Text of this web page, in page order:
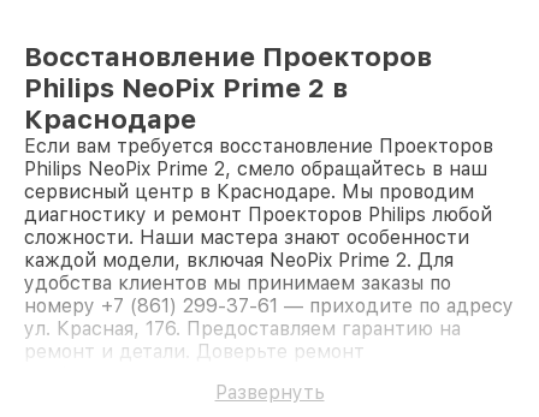
Восстановление Проекторов
Philips NeoPix Prime 2 в
Краснодаре
Если вам требуется восстановление Проекторов
Philips NeoPix Prime 2, смело обращайтесь в наш
сервисный центр в Краснодаре. Мы проводим
диагностику и ремонт Проекторов Philips любой
сложности. Наши мастера знают особенности
каждой модели, включая NeoPix Prime 2. Для
удобства клиентов мы принимаем заказы по
номеру +7 (861) 299-37-61 — приходите по адресу
ул. Красная, 176. Предоставляем гарантию на
ремонт и детали. Доверьте ремонт
Развернуть